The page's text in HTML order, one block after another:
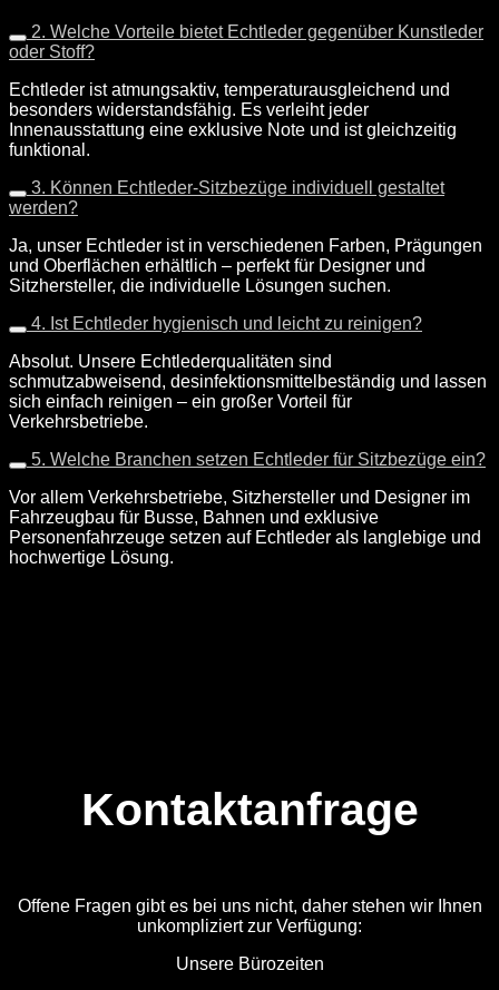
2. Welche Vorteile bietet Echtleder gegenüber Kunstleder
oder Stoff?
Echtleder ist atmungsaktiv, temperaturausgleichend und
besonders widerstandsfähig. Es verleiht jeder
Innenausstattung eine exklusive Note und ist gleichzeitig
funktional.
3. Können Echtleder-Sitzbezüge individuell gestaltet
werden?
Ja, unser Echtleder ist in verschiedenen Farben, Prägungen
und Oberflächen erhältlich – perfekt für Designer und
Sitzhersteller, die individuelle Lösungen suchen.
4. Ist Echtleder hygienisch und leicht zu reinigen?
Absolut. Unsere Echtlederqualitäten sind
schmutzabweisend, desinfektionsmittelbeständig und lassen
sich einfach reinigen – ein großer Vorteil für
Verkehrsbetriebe.
5. Welche Branchen setzen Echtleder für Sitzbezüge ein?
Vor allem Verkehrsbetriebe, Sitzhersteller und Designer im
Fahrzeugbau für Busse, Bahnen und exklusive
Personenfahrzeuge setzen auf Echtleder als langlebige und
hochwertige Lösung.
Kontaktanfrage
Offene Fragen gibt es bei uns nicht, daher stehen wir Ihnen
unkompliziert zur Verfügung:
Unsere Bürozeiten